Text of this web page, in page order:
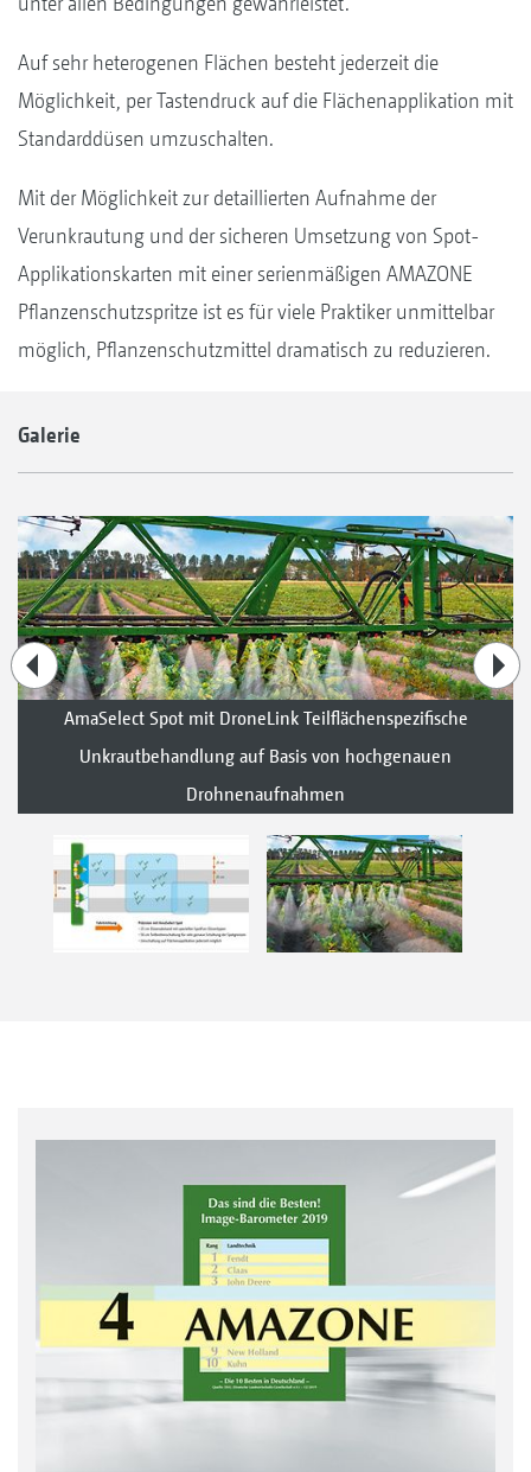
Auf sehr heterogenen Flächen besteht jederzeit die
Möglichkeit, per Tastendruck auf die Flächenapplikation mit
Standarddüsen umzuschalten.
Mit der Möglichkeit zur detaillierten Aufnahme der
Verunkrautung und der sicheren Umsetzung von Spot-
Applikationskarten mit einer serienmäßigen AMAZONE
Pflanzenschutzspritze ist es für viele Praktiker unmittelbar
möglich, Pflanzenschutzmittel dramatisch zu reduzieren.
Galerie
AmaSelect Spot mit DroneLink Teilflächenspezifische
Unkrautbehandlung auf Basis von hochgenauen
Drohnenaufnahmen